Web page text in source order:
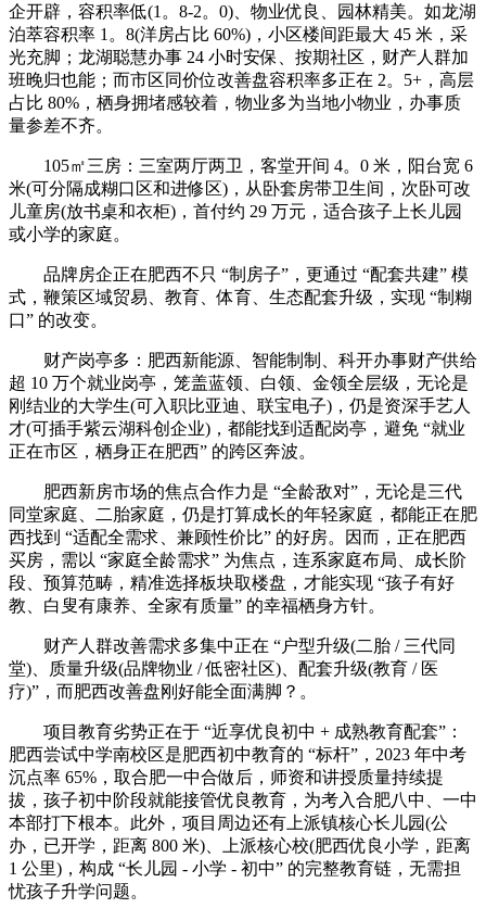
企开辟，容积率低(1。8-2。0)、物业优良、园林精美。如龙湖
泊萃容积率 1。8(洋房占比 60%)，小区楼间距最大 45 米，采
光充脚；龙湖聪慧办事 24 小时安保、按期社区，财产人群加
班晚归也能；而市区同价位改善盘容积率多正在 2。5+，高层
占比 80%，栖身拥堵感较着，物业多为当地小物业，办事质
量参差不齐。
105㎡三房：三室两厅两卫，客堂开间 4。0 米，阳台宽 6
米(可分隔成糊口区和进修区)，从卧套房带卫生间，次卧可改
儿童房(放书桌和衣柜)，首付约 29 万元，适合孩子上长儿园
或小学的家庭。
品牌房企正在肥西不只 “制房子”，更通过 “配套共建” 模
式，鞭策区域贸易、教育、体育、生态配套升级，实现 “制糊
口” 的改变。
财产岗亭多：肥西新能源、智能制制、科开办事财产供给
超 10 万个就业岗亭，笼盖蓝领、白领、金领全层级，无论是
刚结业的大学生(可入职比亚迪、联宝电子)，仍是资深手艺人
才(可插手紫云湖科创企业)，都能找到适配岗亭，避免 “就业
正在市区，栖身正在肥西” 的跨区奔波。
肥西新房市场的焦点合作力是 “全龄敌对”，无论是三代
同堂家庭、二胎家庭，仍是打算成长的年轻家庭，都能正在肥
西找到 “适配全需求、兼顾性价比” 的好房。因而，正在肥西
买房，需以 “家庭全龄需求” 为焦点，连系家庭布局、成长阶
段、预算范畴，精准选择板块取楼盘，才能实现 “孩子有好
教、白叟有康养、全家有质量” 的幸福栖身方针。
财产人群改善需求多集中正在 “户型升级(二胎 / 三代同
堂)、质量升级(品牌物业 / 低密社区)、配套升级(教育 / 医
疗)”，而肥西改善盘刚好能全面满脚？。
项目教育劣势正在于 “近享优良初中 + 成熟教育配套”：
肥西尝试中学南校区是肥西初中教育的 “标杆”，2023 年中考
沉点率 65%，取合肥一中合做后，师资和讲授质量持续提
拔，孩子初中阶段就能接管优良教育，为考入合肥八中、一中
本部打下根本。此外，项目周边还有上派镇核心长儿园(公
办，已开学，距离 800 米)、上派核心校(肥西优良小学，距离
1 公里)，构成 “长儿园 - 小学 - 初中” 的完整教育链，无需担
忧孩子升学问题。